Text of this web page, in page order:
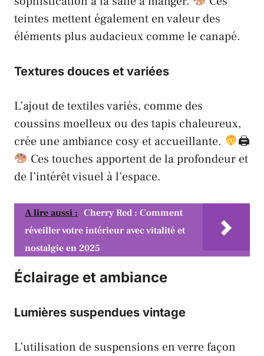
teintes mettent également en valeur des
éléments plus audacieux comme le canapé.
Textures douces et variées
L’ajout de textiles variés, comme des
coussins moelleux ou des tapis chaleureux,
crée une ambiance cosy et accueillante.
🖨‍
Ces touches apportent de la profondeur et
de l’intérêt visuel à l’espace.
A lire aussi : Cherry Red : Comment
réveiller votre intérieur avec vitalité et
nostalgie en 2025
Éclairage et ambiance
Lumières suspendues vintage
L’utilisation de suspensions en verre façon